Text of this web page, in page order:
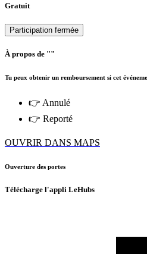
Gratuit
Participation fermée
À propos de ""
Tu peux obtenir un remboursement si cet
👉 Annulé
👉 Reporté
OUVRIR DANS MAPS
Ouverture des portes
Télécharge l'appli LeHubs